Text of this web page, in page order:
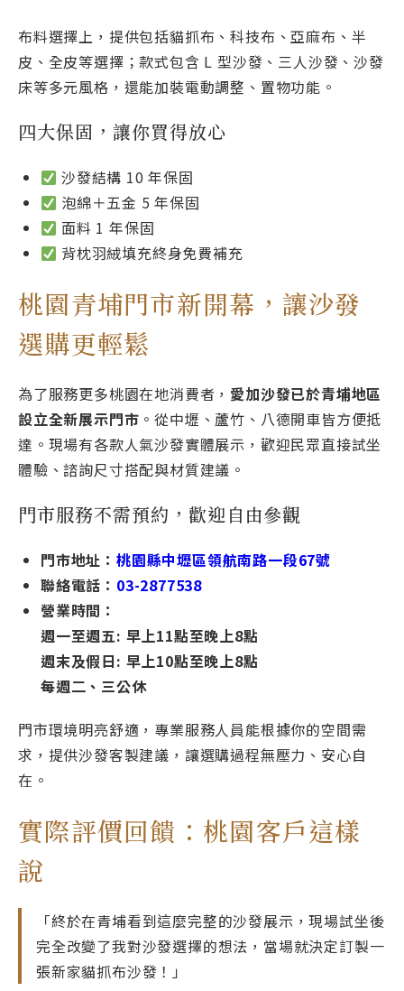
布料選擇上，提供包括貓抓布、科技布、亞麻布、半
皮、全皮等選擇；款式包含 L 型沙發、三人沙發、沙發
床等多元風格，還能加裝電動調整、置物功能。
四大保固，讓你買得放心
沙發結構 10 年保固
泡綿＋五金 5 年保固
面料 1 年保固
背枕羽絨填充終身免費補充
桃園青埔門市新開幕，讓沙發
選購更輕鬆
為了服務更多桃園在地消費者， 愛加沙發已於青埔地區
設立全新展示門市 。從中壢、蘆竹、八德開車皆方便抵
達。現場有各款人氣沙發實體展示，歡迎民眾直接試坐
體驗、諮詢尺寸搭配與材質建議。
門市服務不需預約，歡迎自由參觀
門市地址： 桃園縣中壢區領航南路一段67號
聯絡電話： 03-2877538
營業時間：
週一至週五: 早上11點至晚上8點
週末及假日: 早上10點至晚上8點
每週⼆、三公休
門市環境明亮舒適，專業服務人員能根據你的空間需
求，提供沙發客製建議，讓選購過程無壓力、安心自
在。
實際評價回饋：桃園客戶這樣
說
「終於在青埔看到這麼完整的沙發展示，現場試坐後
完全改變了我對沙發選擇的想法，當場就決定訂製一
張新家貓抓布沙發！」